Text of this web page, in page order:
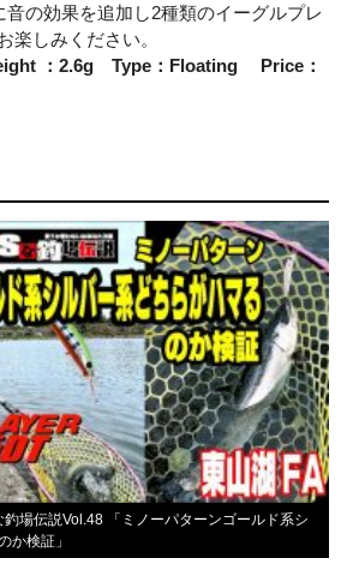
音の効果を追加し2種類のイーグルプレ
楽しみください。
：2.6g Type：Floating Price：
場伝説Vol.48 「ミノーパターンゴールド系シ
か検証」